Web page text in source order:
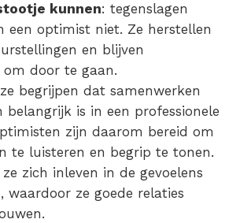
kunnen: tegenslagen
een optimist niet. Ze herstellen
en blijven
om door te gaan.
begrijpen dat samenwerken
belangrijk is in een professionele
zijn daarom bereid om
te luisteren en begrip te tonen.
zich inleven in de gevoelens
waardoor ze goede relaties